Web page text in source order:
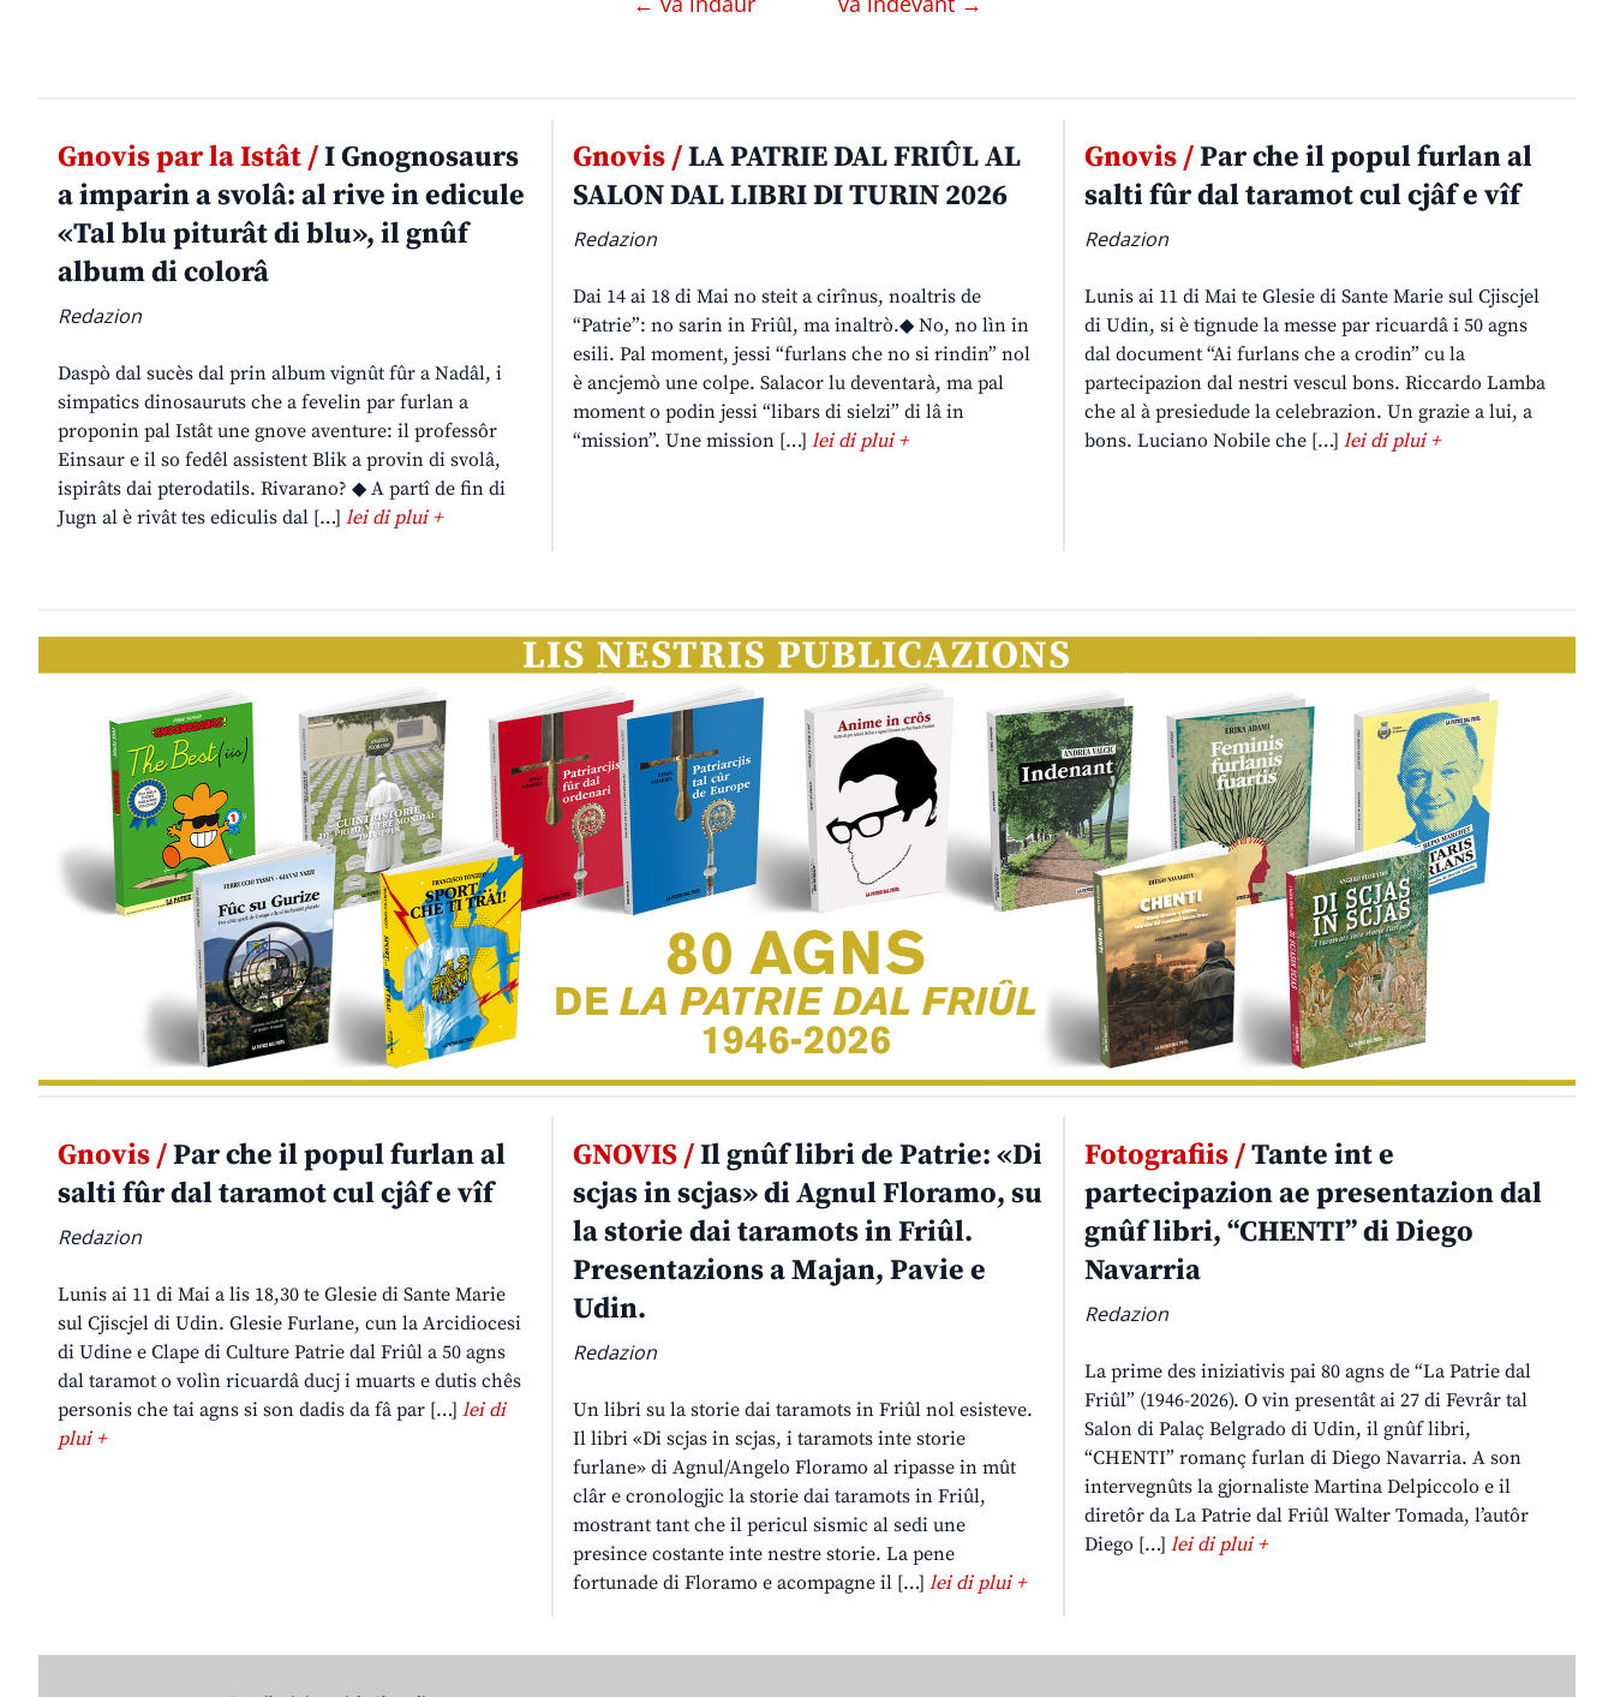
Gnovis par la Istât /I Gnognosaurs
a imparin a svolâ: al rive in edicule
«Tal blu piturât di blu», il gnûf
album di colorâ
Redazion
Daspò dal sucès dal prin album vignût fûr a Nadâl, i
simpatics dinosauruts che a fevelin par furlan a
proponin pal Istât une gnove aventure: il professôr
Einsaur e il so fedêl assistent Blik a provin di svolâ,
ispirâts dai pterodatils. Rivarano? ◆ A partî de fin di
Jugn al è rivât tes ediculis dal […] lei di plui +
Gnovis /LA PATRIE DAL FRIÛL AL
SALON DAL LIBRI DI TURIN 2026
Redazion
Dai 14 ai 18 di Mai no steit a cirînus, noaltris de
“Patrie”: no sarin in Friûl, ma inaltrò.◆ No, no lìn in
esili. Pal moment, jessi “furlans che no si rindin” nol
è ancjemò une colpe. Salacor lu deventarà, ma pal
moment o podin jessi “libars di sielzi” di lâ in
“mission”. Une mission […] lei di plui +
Gnovis /Par che il popul furlan al
salti fûr dal taramot cul cjâf e vîf
Redazion
Lunis ai 11 di Mai te Glesie di Sante Marie sul Cjiscjel
di Udin, si è tignude la messe par ricuardâ i 50 agns
dal document “Ai furlans che a crodin” cu la
partecipazion dal nestri vescul bons. Riccardo Lamba
che al à presiedude la celebrazion. Un grazie a lui, a
bons. Luciano Nobile che […]lei di plui +
Gnovis /Par che il popul furlan al
salti fûr dal taramot cul cjâf e vîf
Redazion
Lunis ai 11 di Mai a lis 18,30 te Glesie di Sante Marie
sul Cjiscjel di Udin. Glesie Furlane, cun la Arcidiocesi
di Udine e Clape di Culture Patrie dal Friûl a 50 agns
dal taramot o volìn ricuardâ ducj i muarts e dutis chês
personis che tai agns si son dadis da fâ par […] lei di
plui +
GNOVIS /Il gnûf libri de Patrie: «Di
scjas in scjas» di Agnul Floramo, su
la storie dai taramots in Friûl.
Presentazions a Majan, Pavie e
Udin.
Redazion
Un libri su la storie dai taramots in Friûl nol esisteve.
Il libri «Di scjas in scjas, i taramots inte storie
furlane» di Agnul/Angelo Floramo al ripasse in mût
clâr e cronologjic la storie dai taramots in Friûl,
mostrant tant che il pericul sismic al sedi une
presince costante inte nestre storie. La pene
fortunade di Floramo e acompagne il […] lei di plui +
Fotografiis /Tante int e
partecipazion ae presentazion dal
gnûf libri, “CHENTI” di Diego
Navarria
Redazion
La prime des iniziativis pai 80 agns de “La Patrie dal
Friûl” (1946-2026). O vin presentât ai 27 di Fevrâr tal
Salon di Palaç Belgrado di Udin, il gnûf libri,
“CHENTI” romanç furlan di Diego Navarria. A son
intervegnûts la gjornaliste Martina Delpiccolo e il
diretôr da La Patrie dal Friûl Walter Tomada, l’autôr
Diego […]lei di plui +